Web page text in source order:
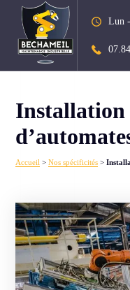
Lun
Installation
Accueil >Nos spécificités >